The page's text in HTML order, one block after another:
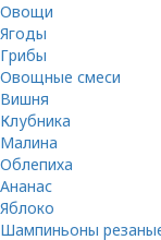
Овощи
Ягоды
Грибы
Овощные смеси
Вишня
Клубника
Малина
Облепиха
Ананас
Яблоко
Шампиньоны